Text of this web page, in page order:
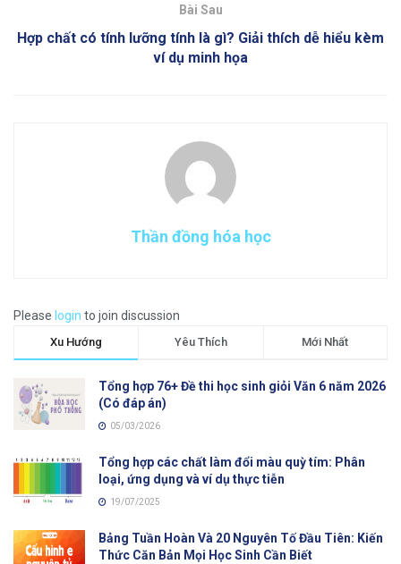
Bài Sau
Hợp chất có tính lưỡng tính là gì? Giải thích dễ hiểu kèm
ví dụ minh họa
Thần đồng hóa học
Please login to join discussion
Xu Hướng Yêu Thích Mới Nhất
Tổng hợp 76+ Đề thi học sinh giỏi Văn 6 năm 2026
(Có đáp án)
05/03/2026
Tổng hợp các chất làm đổi màu quỳ tím: Phân
loại, ứng dụng và ví dụ thực tiễn
19/07/2025
Bảng Tuần Hoàn Và 20 Nguyên Tố Đầu Tiên: Kiến
Thức Căn Bản Mọi Học Sinh Cần Biết